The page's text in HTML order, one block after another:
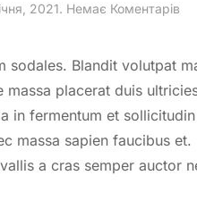
2021. Немає Коментарів
Blandit volutpat
placerat duis
in fermentum et
massa sapien faucibus et.
a cras semper auctor